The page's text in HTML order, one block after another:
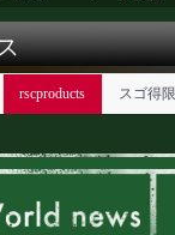
ランキング